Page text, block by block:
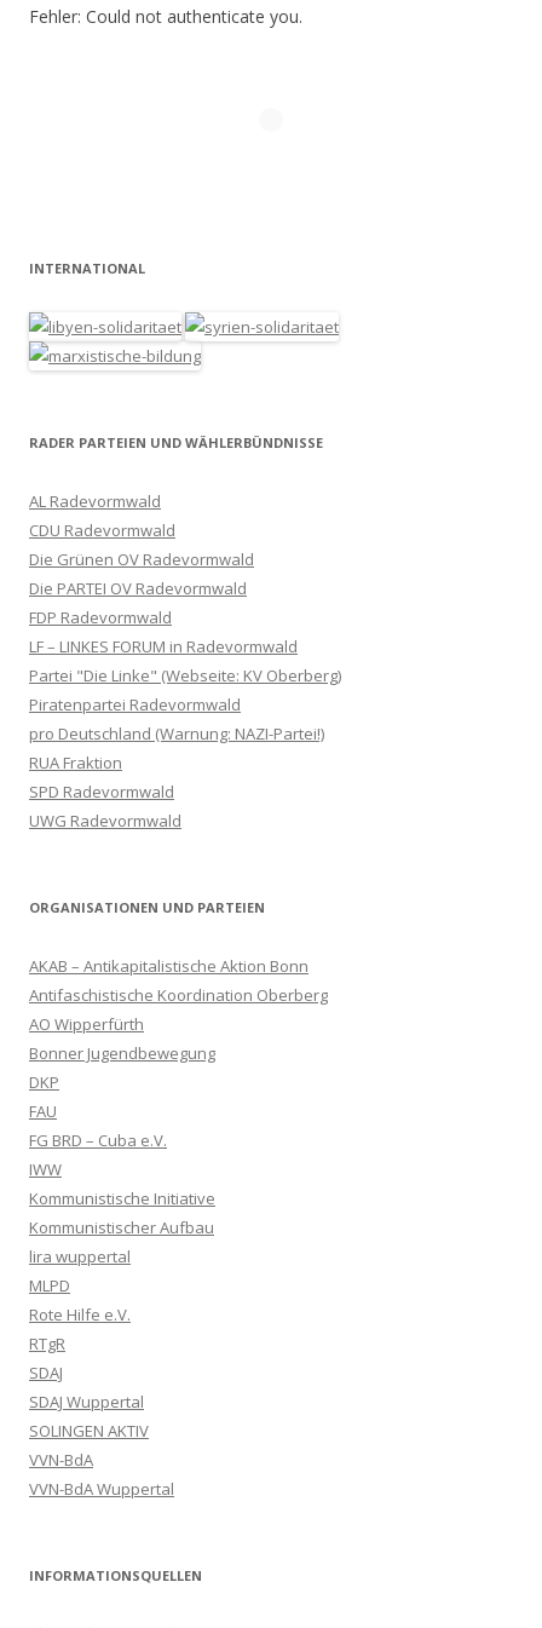
Fehler: Could not authenticate you.
INTERNATIONAL
RADER PARTEIEN UND WÄHLERBÜNDNISSE
AL Radevormwald
CDU Radevormwald
Die Grünen OV Radevormwald
Die PARTEI OV Radevormwald
FDP Radevormwald
LF – LINKES FORUM in Radevormwald
Partei "Die Linke" (Webseite: KV Oberberg)
Piratenpartei Radevormwald
pro Deutschland (Warnung: NAZI-Partei!)
RUA Fraktion
SPD Radevormwald
UWG Radevormwald
ORGANISATIONEN UND PARTEIEN
AKAB – Antikapitalistische Aktion Bonn
Antifaschistische Koordination Oberberg
AO Wipperfürth
Bonner Jugendbewegung
DKP
FAU
FG BRD – Cuba e.V.
IWW
Kommunistische Initiative
Kommunistischer Aufbau
lira wuppertal
MLPD
Rote Hilfe e.V.
RTgR
SDAJ
SDAJ Wuppertal
SOLINGEN AKTIV
VVN-BdA
VVN-BdA Wuppertal
INFORMATIONSQUELLEN